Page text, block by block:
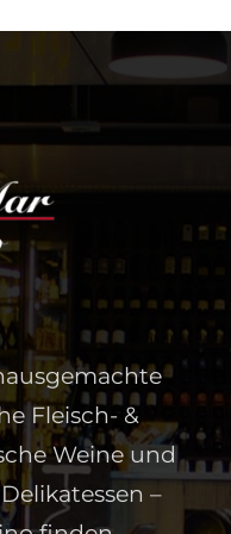
Fleisch- &
Weine und
–